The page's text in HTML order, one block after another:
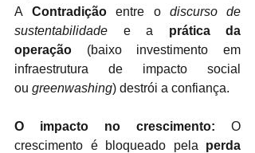
A Contradição entre o discurso de
sustentabilidade e a prática da
operação (baixo investimento em
infraestrutura de impacto social
ou greenwashing) destrói a confiança.
O impacto no crescimento: O
crescimento é bloqueado pela perda